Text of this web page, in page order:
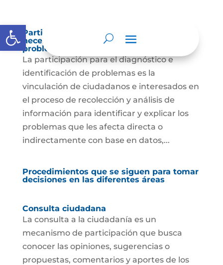
Abrir barra de herramientas
Participación para el diagnóstico de
necesidades e identificación de
problemas.
La participación para el diagnóstico e
identificación de problemas es la
vinculación de ciudadanos e interesados en
el proceso de recolección y análisis de
información para identificar y explicar los
problemas que les afecta directa o
indirectamente con base en datos,...
Procedimientos que se siguen para tomar
decisiones en las diferentes áreas
Consulta ciudadana
La consulta a la ciudadanía es un
mecanismo de participación que busca
conocer las opiniones, sugerencias o
propuestas, comentarios y aportes de los